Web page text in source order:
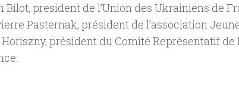
Bilot, president de l’Union des Ukrainiens de
Pasternak, président de l’association
Horiszny, président du Comité Représentatif